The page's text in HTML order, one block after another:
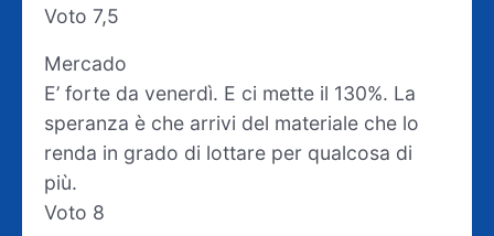
Voto 7,5
Mercado
E’ forte da venerdì. E ci mette il 130%. La
speranza è che arrivi del materiale che lo
renda in grado di lottare per qualcosa di
più.
Voto 8